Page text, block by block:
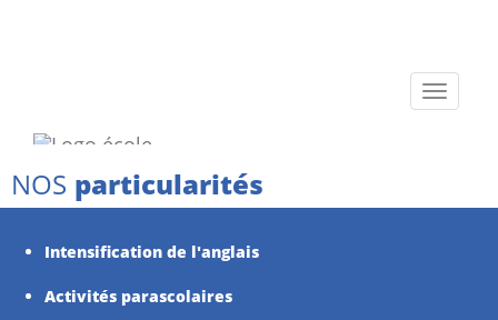
Toggle
NOS particularités
Intensification de l'anglais
Activités parascolaires